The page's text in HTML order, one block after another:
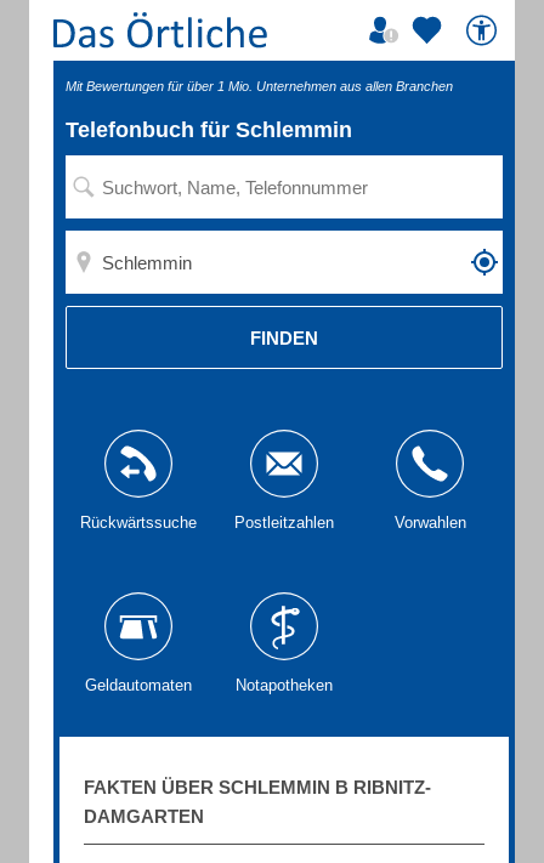
Mit Bewertungen für über 1 Mio. Unternehmen aus allen Branchen
Telefonbuch für Schlemmin
FINDEN
Rückwärtssuche Postleitzahlen Vorwahlen
Geldautomaten Notapotheken
FAKTEN ÜBER SCHLEMMIN B RIBNITZ-
DAMGARTEN